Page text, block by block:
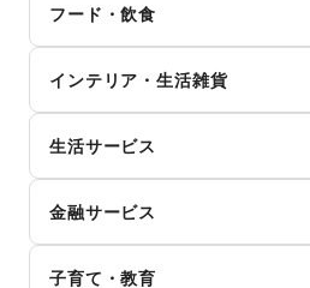
レディースファッション
ユニセックス
インナー・ルームウェア
キッズ・ベビー・マタニティ
スポーツ
シーズナルウェア
腕時計
靴
バッグ・革小物
フード・飲食
和菓子
パン
お弁当・惣菜
軽食・ホットスナック
コーヒー・紅茶
その他飲料
インテリア・生活雑貨
寝具・ベッド
家具・家電
キッチン雑貨・調理器具
掃除用品・生活便利品
文房具
手芸・ハンドメイド
生活サービス
インターネット・プロバイダ
電気・ガス
ウォーターサーバー
金融サービス
保険
子育て・教育